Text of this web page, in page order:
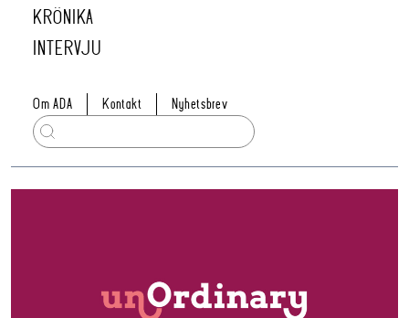
KRÖNIKA
INTERVJU
Om ADA Kontakt Nyhetsbrev